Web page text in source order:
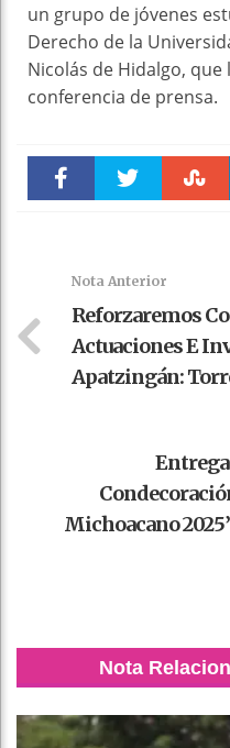
un grupo de jóvenes
Derecho de la
Nicolás de Hidalgo,
conferencia de prensa.
Nota Anterior
Reforzaremos
Actuaciones E
Apatzingán:
Michoacano
Nota